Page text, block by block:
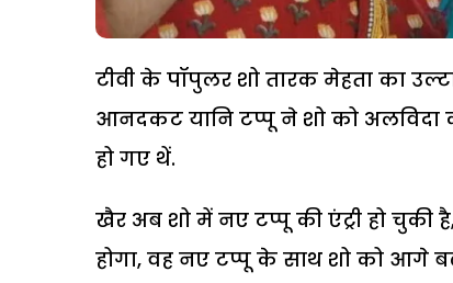
टीवी के पॉपुलर शो तारक मेहता का
आनदकट यानि टप्पू ने शो को
हो गए थें.
खैर अब शो में नए टप्पू की एंट्री हो
होगा, वह नए टप्पू के साथ शो को आगे